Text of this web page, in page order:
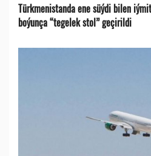
Türkmenistanda ene süýdi bilen
boýunça “tegelek stol” geçirildi